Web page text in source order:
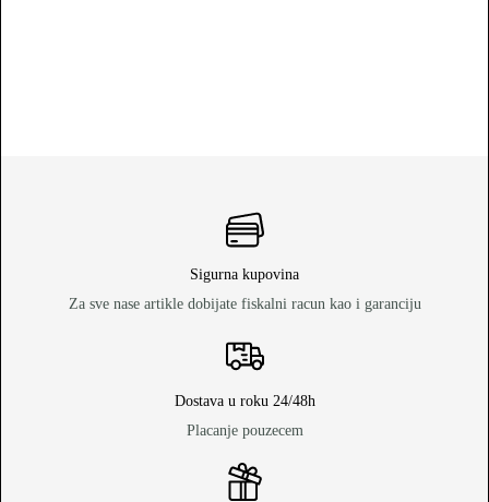
Sigurna kupovina
Za sve nase artikle dobijate fiskalni racun kao i garanciju
Dostava u roku 24/48h
Placanje pouzecem